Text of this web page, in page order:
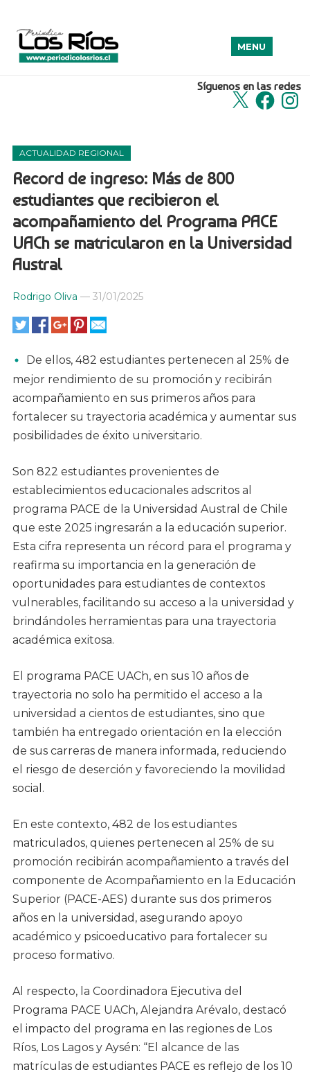
Síguenos en las redes
X Facebook
MENU
ACTUALIDAD REGIONAL
Record de ingreso: Más de 800
estudiantes que recibieron el
acompañamiento del Programa PACE
UACh se matricularon en la Universidad
Austral
Rodrigo Oliva — 31/01/2025
De ellos, 482 estudiantes pertenecen al 25% de
mejor rendimiento de su promoción y recibirán
acompañamiento en sus primeros años para
fortalecer su trayectoria académica y aumentar sus
posibilidades de éxito universitario.
Son 822 estudiantes provenientes de
establecimientos educacionales adscritos al
programa PACE de la Universidad Austral de Chile
que este 2025 ingresarán a la educación superior.
Esta cifra representa un récord para el programa y
reafirma su importancia en la generación de
oportunidades para estudiantes de contextos
vulnerables, facilitando su acceso a la universidad y
brindándoles herramientas para una trayectoria
académica exitosa.
El programa PACE UACh, en sus 10 años de
trayectoria no solo ha permitido el acceso a la
universidad a cientos de estudiantes, sino que
también ha entregado orientación en la elección
de sus carreras de manera informada, reduciendo
el riesgo de deserción y favoreciendo la movilidad
social.
En este contexto, 482 de los estudiantes
matriculados, quienes pertenecen al 25% de su
promoción recibirán acompañamiento a través del
componente de Acompañamiento en la Educación
Superior (PACE-AES) durante sus dos primeros
años en la universidad, asegurando apoyo
académico y psicoeducativo para fortalecer su
proceso formativo.
Al respecto, la Coordinadora Ejecutiva del
Programa PACE UACh, Alejandra Arévalo, destacó
el impacto del programa en las regiones de Los
Ríos, Los Lagos y Aysén: “El alcance de las
matrículas de estudiantes PACE es reflejo de los 10